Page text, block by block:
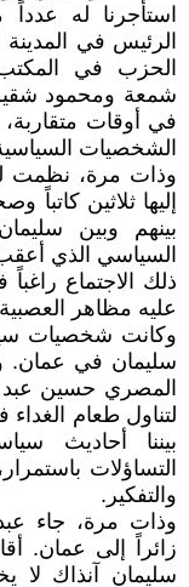
استأجرنا له
الرئيس في المدينة
الحزب في
شمعة ومحمود
في أوقات
الشخصيات
وذات مرة، نظمت
إليها ثلاثين كاتباً
بينهم وبين
السياسي الذي
ذلك الاجتماع
عليه مظاهر العصبية
وكانت شخصيات
سليمان في عمان.
المصري حسين عبد
لتناول طعام
بيننا أحاديث
التساؤلات
والتفكير.
وذات مرة، جاء
زائراً إلى عمان.
سليمان آنذاك